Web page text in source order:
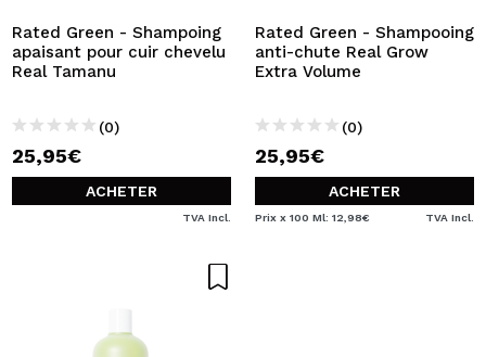
Rated Green - Shampoing
apaisant pour cuir chevelu
Real Tamanu
(0)
25,95€
ACHETER
TVA Incl.
Rated Green - Shampooing
anti-chute Real Grow
Extra Volume
(0)
25,95€
ACHETER
Prix x 100 Ml: 12,98€ TVA Incl.